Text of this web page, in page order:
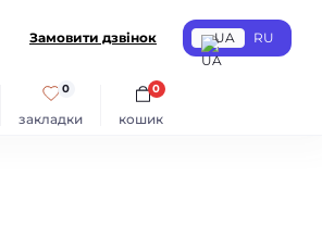
Замовити дзвінок UA RU
закладки
0
кошик
0